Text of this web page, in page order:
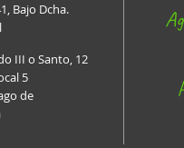
Bajo Dcha.
III o Santo, 12
5
de